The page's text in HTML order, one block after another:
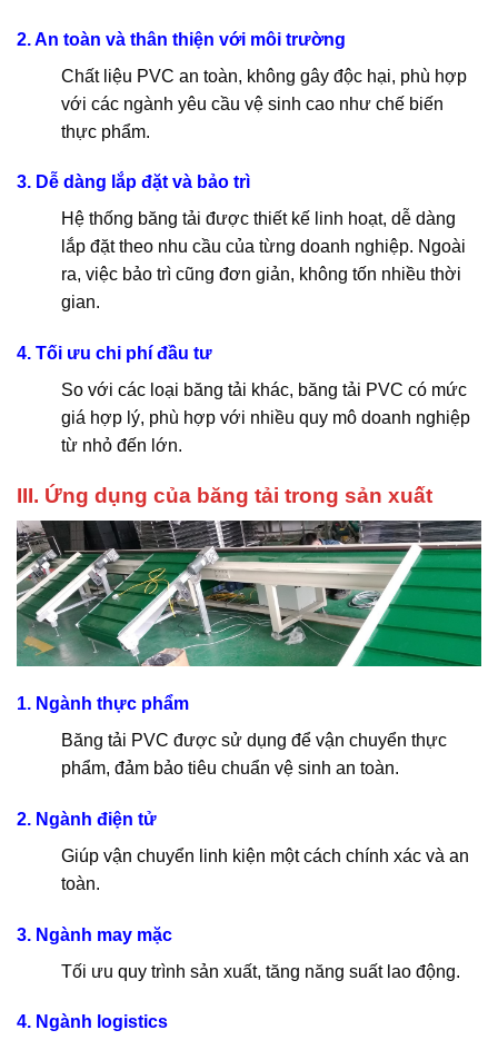
2. An toàn và thân thiện với môi trường
Chất liệu PVC an toàn, không gây độc hại, phù hợp
với các ngành yêu cầu vệ sinh cao như chế biến
thực phẩm.
3. Dễ dàng lắp đặt và bảo trì
Hệ thống băng tải được thiết kế linh hoạt, dễ dàng
lắp đặt theo nhu cầu của từng doanh nghiệp. Ngoài
ra, việc bảo trì cũng đơn giản, không tốn nhiều thời
gian.
4. Tối ưu chi phí đầu tư
So với các loại băng tải khác, băng tải PVC có mức
giá hợp lý, phù hợp với nhiều quy mô doanh nghiệp
từ nhỏ đến lớn.
III. Ứng dụng của băng tải trong sản xuất
1. Ngành thực phẩm
Băng tải PVC được sử dụng để vận chuyển thực
phẩm, đảm bảo tiêu chuẩn vệ sinh an toàn.
2. Ngành điện tử
Giúp vận chuyển linh kiện một cách chính xác và an
toàn.
3. Ngành may mặc
Tối ưu quy trình sản xuất, tăng năng suất lao động.
4. Ngành logistics